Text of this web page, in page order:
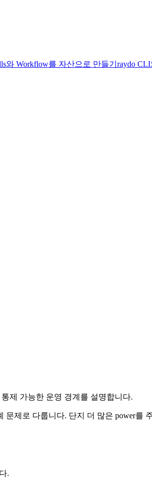
와 Workflow를 자산으로 만들기 raydo
통제 가능한 운영 경계를 설명합니다.
문제로 다룹니다. 단지 더 많은 power
.